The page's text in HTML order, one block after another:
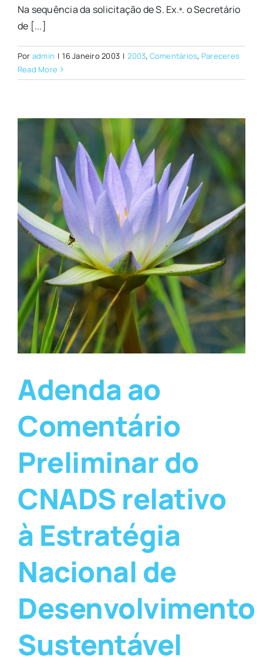
Na sequência da solicitação de S. Ex.ª. o Secretário
de [...]
Por admin | 16 Janeiro 2003 | 2003, Comentários, Pareceres
Read More
Adenda ao
Comentário
Preliminar do
CNADS relativo
à Estratégia
Nacional de
Desenvolvimento
Sustentável